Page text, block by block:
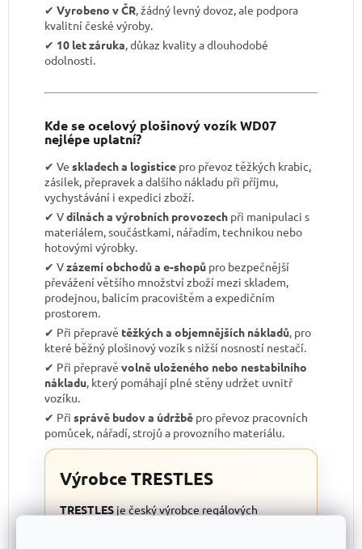
✔︎ Vyrobeno v ČR, žádný levný dovoz, ale podpora
kvalitní české výroby.
✔︎ 10 let záruka, důkaz kvality a dlouhodobé
odolnosti.
Kde se ocelový plošinový vozík WD07
nejlépe uplatní?
✔︎ Ve skladech a logistice pro převoz těžkých krabic,
zásilek, přepravek a dalšího nákladu při příjmu,
vychystávání i expedici zboží.
✔︎ Vdílnách a výrobních provozech při manipulaci s
materiálem, součástkami, nářadím, technikou nebo
hotovými výrobky.
✔︎ Vzázemí obchodů a e-shopů pro bezpečnější
převážení většího množství zboží mezi skladem,
prodejnou, balicím pracovištěm a expedičním
prostorem.
✔︎ Při přepravě těžkých a objemnějších nákladů, pro
které běžný plošinový vozík s nižší nosností nestačí.
✔︎ Při přepravě volně uloženého nebo nestabilního
nákladu, který pomáhají plné stěny udržet uvnitř
vozíku.
✔︎ Při správě budov a údržbě pro převoz pracovních
pomůcek, nářadí, strojů a provozního materiálu.
Výrobce TRESTLES
TRESTLESje český výrobce regálových